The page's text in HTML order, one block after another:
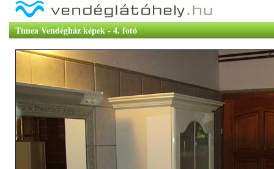
Tímea Vendégház képek - 4. fotó